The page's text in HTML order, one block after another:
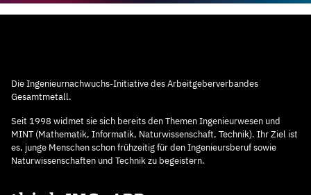
Die Ingenieurnachwuchs-Initiative des Arbeitgeberverbandes
Gesamtmetall.
Seit 1998 widmet sie sich bereits den Themen Ingenieurwesen und
MINT (Mathematik, Informatik, Naturwissenschaft, Technik). Ihr Ziel ist
es, junge Menschen schon frühzeitig für den Ingenieursberuf sowie
Naturwissenschaften und Technik zu begeistern.